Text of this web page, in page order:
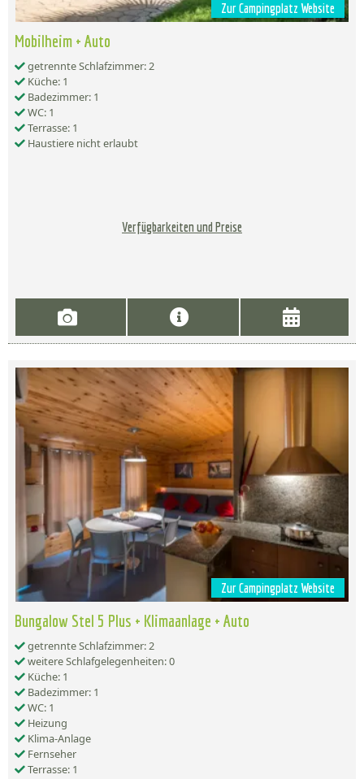
Zur Campingplatz Website
Mobilheim + Auto
getrennte Schlafzimmer: 2
Küche: 1
Badezimmer: 1
WC: 1
Terrasse: 1
Haustiere nicht erlaubt
Verfügbarkeiten und Preise
Zur Campingplatz Website
Bungalow Stel 5 Plus + Klimaanlage + Auto
getrennte Schlafzimmer: 2
weitere Schlafgelegenheiten: 0
Küche: 1
Badezimmer: 1
WC: 1
Heizung
Klima-Anlage
Fernseher
Terrasse: 1